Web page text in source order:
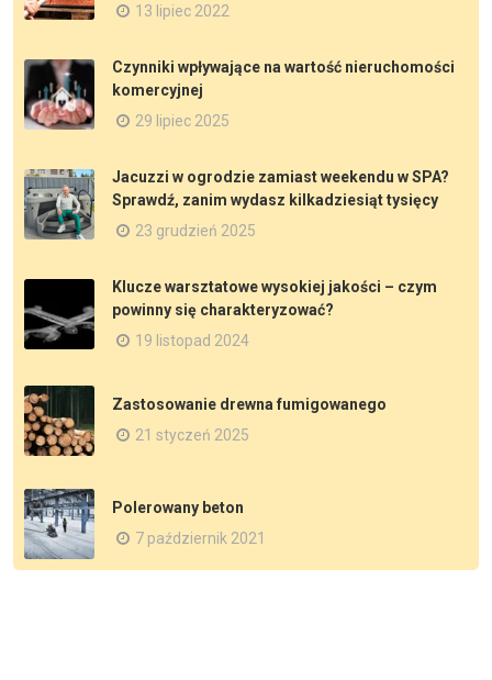
13 lipiec 2022
Czynniki wpływające na wartość nieruchomości
komercyjnej
29 lipiec 2025
Jacuzzi w ogrodzie zamiast weekendu w SPA?
Sprawdź, zanim wydasz kilkadziesiąt tysięcy
23 grudzień 2025
Klucze warsztatowe wysokiej jakości – czym
powinny się charakteryzować?
19 listopad 2024
Zastosowanie drewna fumigowanego
21 styczeń 2025
Polerowany beton
7 październik 2021